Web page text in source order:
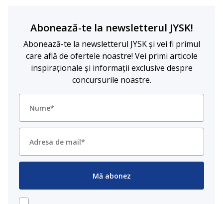
Abonează-te la newsletterul JYSK!
Abonează-te la newsletterul JYSK și vei fi primul
care află de ofertele noastre! Vei primi articole
inspiraționale și informații exclusive despre
concursurile noastre.
Mă abonez